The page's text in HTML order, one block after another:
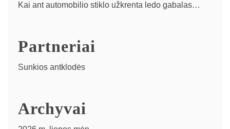
Kai ant automobilio stiklo užkrenta ledo gabalas…
Partneriai
Sunkios antklodės
Archyvai